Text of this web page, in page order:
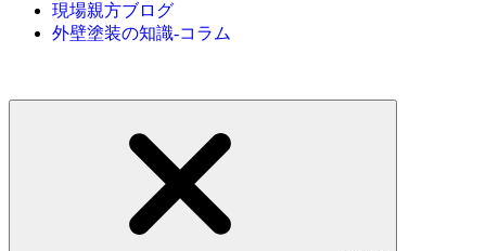
現場親方ブログ
外壁塗装の知識-コラム